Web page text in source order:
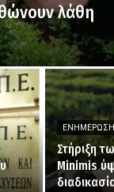
λάθη
Στήριξη
Minimis